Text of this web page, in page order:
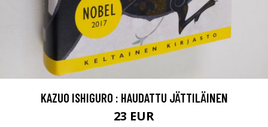
KAZUO ISHIGURO : HAUDATTU JÄTTILÄINEN
23 EUR